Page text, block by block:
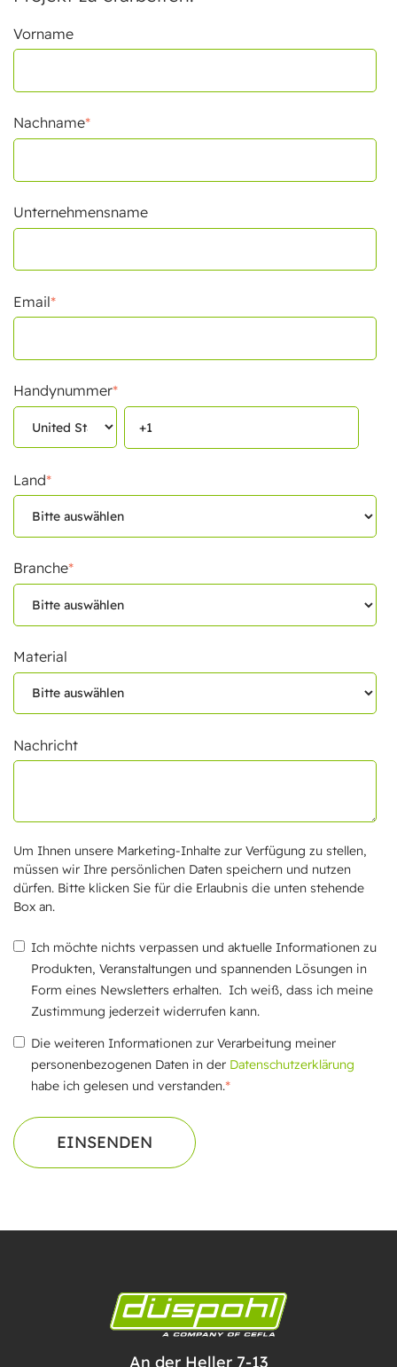
Vorname
Nachname*
Unternehmensname
Email*
Handynummer*
Land*
Branche*
Material
Nachricht
Um Ihnen unsere Marketing-Inhalte zur Verfügung zu stellen,
müssen wir Ihre persönlichen Daten speichern und nutzen
dürfen. Bitte klicken Sie für die Erlaubnis die unten stehende
Box an.
Ich möchte nichts verpassen und aktuelle Informationen zu
Produkten, Veranstaltungen und spannenden Lösungen in
Form eines Newsletters erhalten. Ich weiß, dass ich meine
Zustimmung jederzeit widerrufen kann.
Die weiteren Informationen zur Verarbeitung meiner
personenbezogenen Daten in der Datenschutzerklärung
habe ich gelesen und verstanden.*
An der Heller 7-13